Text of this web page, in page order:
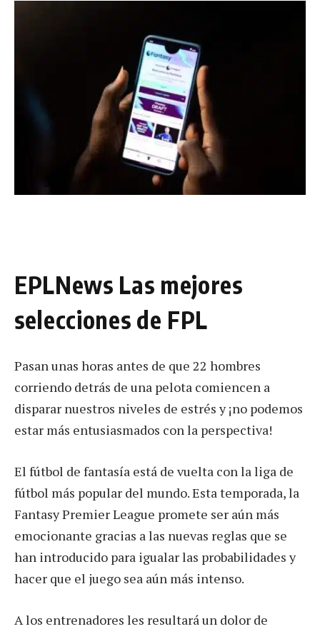
EPLNews Las mejores
selecciones de FPL
Pasan unas horas antes de que 22 hombres
corriendo detrás de una pelota comiencen a
disparar nuestros niveles de estrés y ¡no podemos
estar más entusiasmados con la perspectiva!
El fútbol de fantasía está de vuelta con la liga de
fútbol más popular del mundo. Esta temporada, la
Fantasy Premier League promete ser aún más
emocionante gracias a las nuevas reglas que se
han introducido para igualar las probabilidades y
hacer que el juego sea aún más intenso.
A los entrenadores les resultará un dolor de